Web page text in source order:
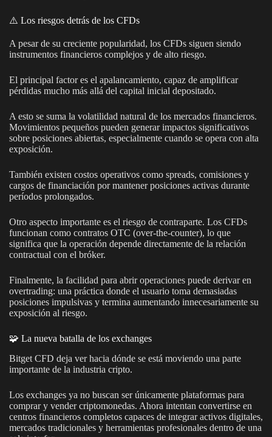
⚠️ Los riesgos detrás de los CFDs
A pesar de su creciente popularidad, los CFDs siguen siendo
instrumentos financieros complejos y de alto riesgo.
El principal factor es el apalancamiento, capaz de amplificar
pérdidas mucho más allá del capital inicial depositado.
A esto se suma la volatilidad natural de los mercados financieros.
Movimientos pequeños pueden generar impactos significativos
sobre posiciones abiertas, especialmente cuando se opera con alta
exposición.
También existen costos operativos como spreads, comisiones y
cargos de financiación por mantener posiciones activas durante
períodos prolongados.
Otro aspecto importante es el riesgo de contraparte. Los CFDs
funcionan como contratos OTC (over-the-counter), lo que
significa que la operación depende directamente de la relación
contractual con el bróker.
Finalmente, la facilidad para abrir operaciones puede derivar en
overtrading: una práctica donde el usuario toma demasiadas
posiciones impulsivas y termina aumentando innecesariamente su
exposición al riesgo.
🧩 La nueva batalla de los exchanges
Bitget CFD deja ver hacia dónde se está moviendo una parte
importante de la industria cripto.
Los exchanges ya no buscan ser únicamente plataformas para
comprar y vender criptomonedas. Ahora intentan convertirse en
centros financieros completos capaces de integrar activos digitales,
mercados tradicionales y herramientas profesionales dentro de una